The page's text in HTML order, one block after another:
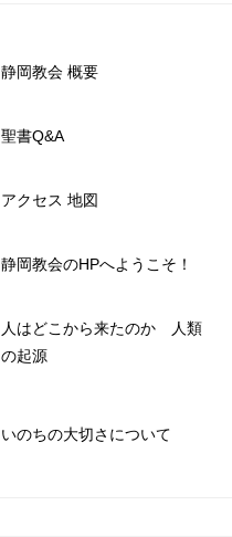
静岡教会 概要
聖書Q&A
アクセス 地図
静岡教会のHPへようこそ！
人はどこから来たのか 人類
の起源
いのちの大切さについて